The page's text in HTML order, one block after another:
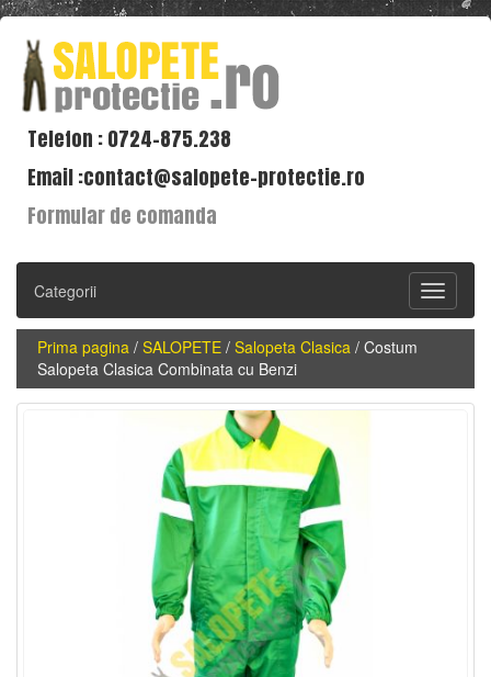
Telefon : 0724-875.238
Email :contact@salopete-protectie.ro
Formular de comanda
Toggle
Categorii
Prima pagina / SALOPETE / Salopeta Clasica / Costum
Salopeta Clasica Combinata cu Benzi